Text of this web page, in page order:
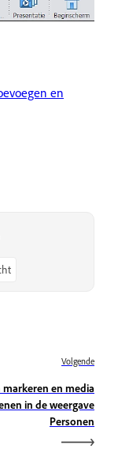
en
Volgende
markeren en media
in de weergave
Personen